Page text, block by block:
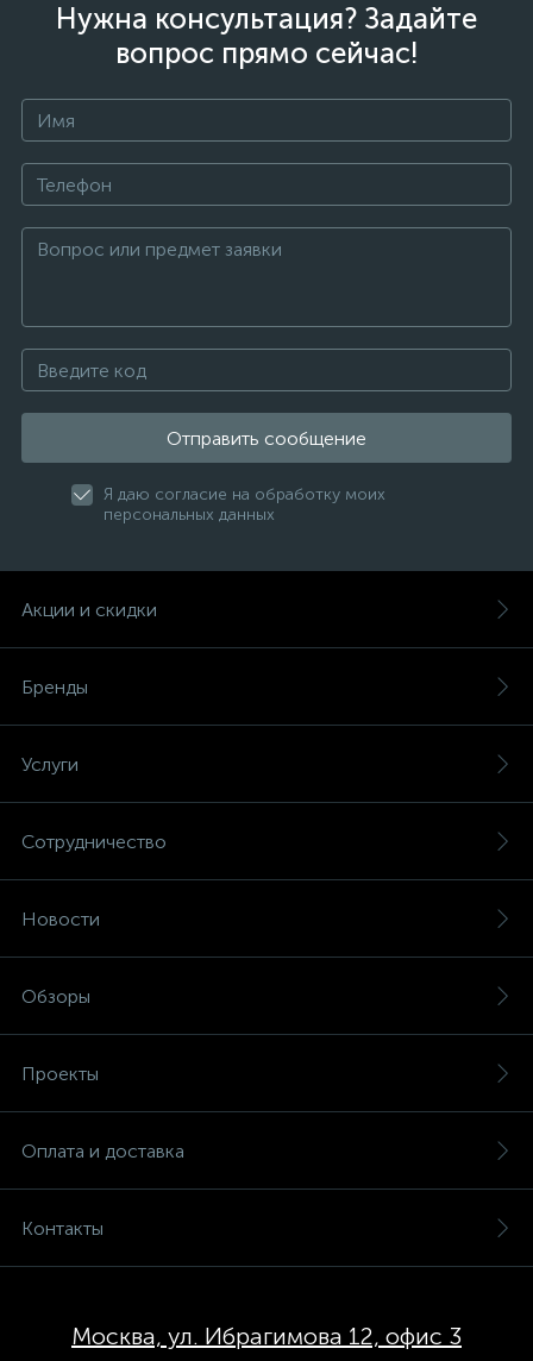
Нужна консультация? Задайте
вопрос прямо сейчас!
Отправить сообщение
Я даю согласие на обработку моих
персональных данных
Акции и скидки
Бренды
Услуги
Сотрудничество
Новости
Обзоры
Проекты
Оплата и доставка
Контакты
Москва, ул. Ибрагимова 12, офис 3